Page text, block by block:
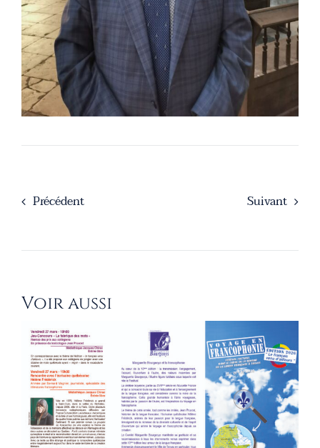
Précédent Suivant
Voir aussi